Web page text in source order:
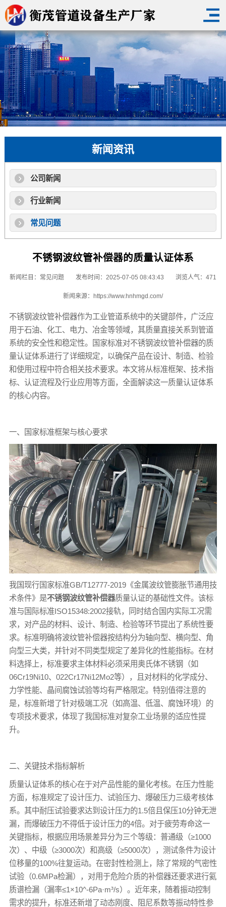
新闻资讯
公司新闻
行业新闻
常见问题
不锈钢波纹管补偿器的质量认证体系
新闻栏目： 常见问题 发布时间：2025-07-05 08:43:43 浏览人气：471
新闻来源： https://www.hnhmgd.com/
不锈钢波纹管补偿器作为工业管道系统中的关键部件，广泛应
用于石油、化工、电力、冶金等领域，其质量直接关系到管道
系统的安全性和稳定性。国家标准对不锈钢波纹管补偿器的质
量认证体系进行了详细规定，以确保产品在设计、制造、检验
和使用过程中符合相关技术要求。本文将从标准框架、技术指
标、认证流程及行业应用等方面，全面解读这一质量认证体系
的核心内容。
一、国家标准框架与核心要求
我国现行国家标准GB/T12777-2019《金属波纹管膨胀节通用技
术条件》是不锈钢波纹管补偿器质量认证的基础性文件。该标
准与国际标准ISO15348:2002接轨，同时结合国内实际工况需
求，对产品的材料、设计、制造、检验等环节提出了系统性要
求。标准明确将波纹管补偿器按结构分为轴向型、横向型、角
向型三大类，并针对不同类型规定了差异化的性能指标。在材
料选择上，标准要求主体材料必须采用奥氏体不锈钢（如
06Cr19Ni10、022Cr17Ni12Mo2等），且对材料的化学成分、
力学性能、晶间腐蚀试验等均有严格限定。特别值得注意的
是，标准新增了针对极端工况（如高温、低温、腐蚀环境）的
专项技术要求，体现了我国标准对复杂工业场景的适应性提
升。
二、关键技术指标解析
质量认证体系的核心在于对产品性能的量化考核。在压力性能
方面，标准规定了设计压力、试验压力、爆破压力三级考核体
系。其中耐压试验要求达到设计压力的1.5倍且保压10分钟无泄
漏，而爆破压力不得低于设计压力的4倍。对于疲劳寿命这一
关键指标，根据应用场景差异分为三个等级：普通级（≥1000
次）、中级（≥3000次）和高级（≥5000次），测试条件为设计
位移量的100%往复运动。在密封性检测上，除了常规的气密性
试验（0.6MPa检漏），对用于危险介质的补偿器还要求进行氦
质谱检漏（漏率≤1×10^-6Pa·m³/s）。近年来，随着振动控制
需求的提升，标准还新增了动态刚度、阻尼系数等振动特性参